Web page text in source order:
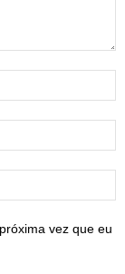
vez que eu